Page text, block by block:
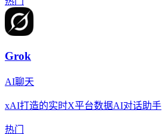
Grok
AI聊天
xAI打造的实时X平台数据AI对话助手
热门